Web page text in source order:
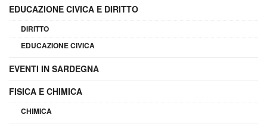
EDUCAZIONE CIVICA E DIRITTO
DIRITTO
EDUCAZIONE CIVICA
EVENTI IN SARDEGNA
FISICA E CHIMICA
CHIMICA